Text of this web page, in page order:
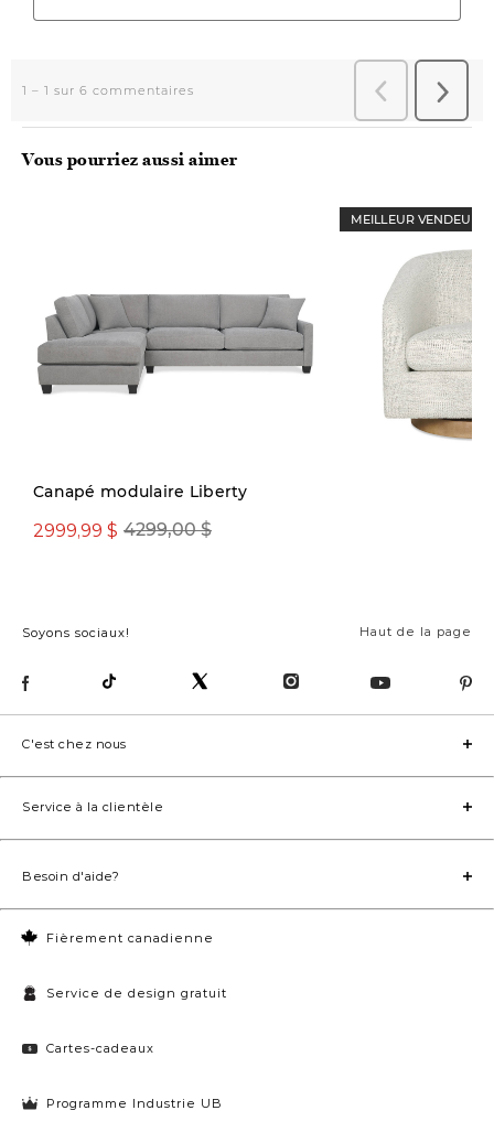
Vous pourriez aussi aimer
Canapé modulaire Liberty
4299,00 $
2999,99 $
MEILLEUR VENDEUR
Haut de la page
Soyons sociaux!
Fièrement canadienne
Service de design gratuit
Cartes-cadeaux
Programme Industrie UB
C'est chez nous
Service à la clientèle
Besoin d'aide?